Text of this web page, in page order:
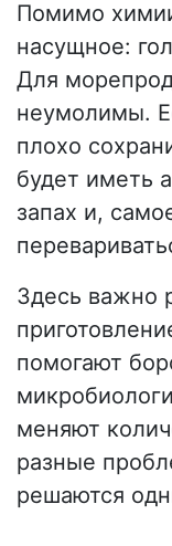
Помимо
насущное:
Для
неумолимы.
плохо
будет иметь
запах и,
Здесь важно
помогают
меняют
разные
решаются